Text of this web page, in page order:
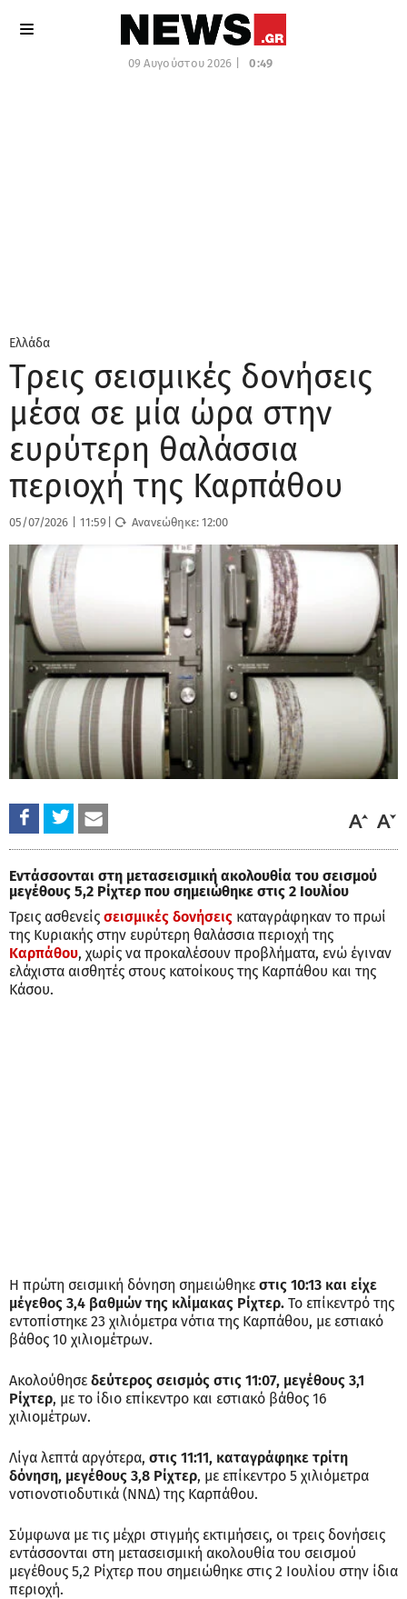
09 Αυγούστου 2026 | 0:49
Ελλάδα
Τρεις σεισμικές δονήσεις
μέσα σε μία ώρα στην
ευρύτερη θαλάσσια
περιοχή της Καρπάθου
05/07/2026 11:59 Ανανεώθηκε:12:00
Εντάσσονται στη μετασεισμική ακολουθία του σεισμού
μεγέθους 5,2 Ρίχτερ που σημειώθηκε στις 2 Ιουλίου
Τρεις ασθενείς σεισμικές δονήσεις καταγράφηκαν το πρωί
της Κυριακής στην ευρύτερη θαλάσσια περιοχή της
Καρπάθου, χωρίς να προκαλέσουν προβλήματα, ενώ έγιναν
ελάχιστα αισθητές στους κατοίκους της Καρπάθου και της
Κάσου.
Η πρώτη σεισμική δόνηση σημειώθηκε στις 10:13 και είχε
μέγεθος 3,4 βαθμών της κλίμακας Ρίχτερ. Το επίκεντρό της
εντοπίστηκε 23 χιλιόμετρα νότια της Καρπάθου, με εστιακό
βάθος 10 χιλιομέτρων.
Ακολούθησε δεύτερος σεισμός στις 11:07, μεγέθους 3,1
Ρίχτερ, με το ίδιο επίκεντρο και εστιακό βάθος 16
χιλιομέτρων.
Λίγα λεπτά αργότερα, στις 11:11, καταγράφηκε τρίτη
δόνηση, μεγέθους 3,8 Ρίχτερ, με επίκεντρο 5 χιλιόμετρα
νοτιονοτιοδυτικά (ΝΝΔ) της Καρπάθου.
Σύμφωνα με τις μέχρι στιγμής εκτιμήσεις, οι τρεις δονήσεις
εντάσσονται στη μετασεισμική ακολουθία του σεισμού
μεγέθους 5,2 Ρίχτερ που σημειώθηκε στις 2 Ιουλίου στην ίδια
περιοχή.